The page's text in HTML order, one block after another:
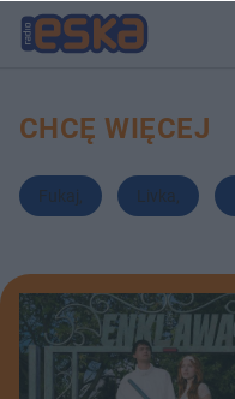
CHCĘ WIĘCEJ
Fukaj Livka